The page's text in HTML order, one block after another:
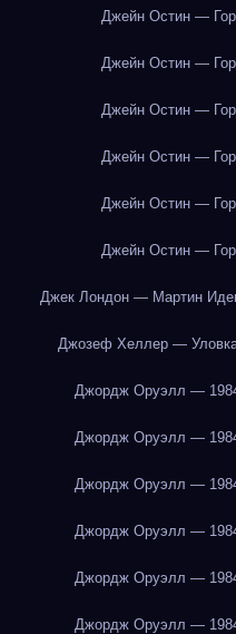
Джейн Остин —
Джейн Остин —
Джейн Остин —
Джейн Остин —
Джейн Остин —
Джейн Остин —
Джек Лондон — Мартин
Джозеф Хеллер —
Джордж Оруэлл —
Джордж Оруэлл —
Джордж Оруэлл —
Джордж Оруэлл —
Джордж Оруэлл —
Джордж Оруэлл —